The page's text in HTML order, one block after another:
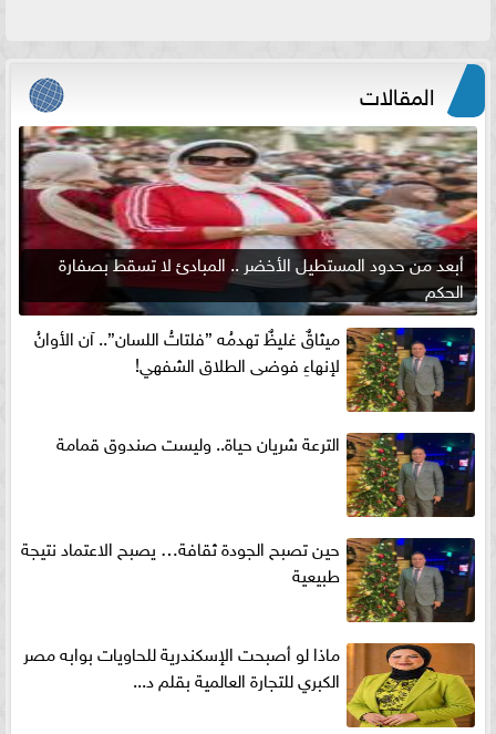
المقالات
أبعد من حدود المستطيل الأخضر .. المبادئ لا تسقط بصفارة
الحكم
ميثاقٌ غليظٌ تهدمُه ”فلتاتُ اللسان”.. آن الأوانُ
لإنهاءِ فوضى الطلاق الشفهي!
الترعة شريان حياة.. وليست صندوق قمامة
حين تصبح الجودة ثقافة… يصبح الاعتماد نتيجة
طبيعية
ماذا لو أصبحت الإسكندرية للحاويات بوابه مصر
الكبري للتجارة العالمية بقلم د...